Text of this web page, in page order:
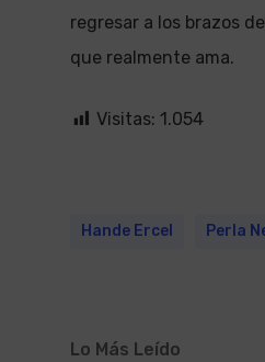
regresar a los brazos
que realmente ama.
Visitas: 1.054
Hande Ercel Perla
Lo Más Leído